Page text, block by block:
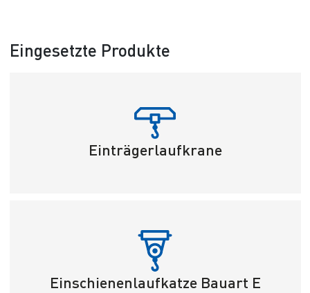
Eingesetzte Produkte
Einträgerlaufkrane
Einschienenlaufkatze Bauart E